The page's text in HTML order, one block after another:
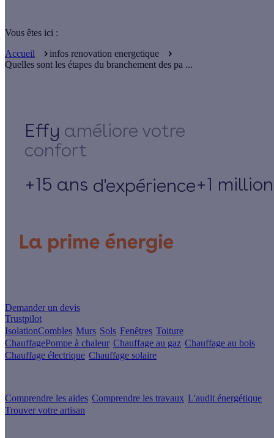
Vous êtes ici :
Accueil
infos renovation energetique
Quelles sont les étapes du branchement des pa ...
Effy
+15 ans d'expérience+1
Demander un devis
Trustpilot
IsolationCombles Murs Sols Fenêtres Toiture
ChauffagePompe à chaleur Chauffage au gaz Chauffage au bois
Chauffage électrique Chauffage solaire
Comprendre les aides Comprendre les travaux L'audit énergétique
Trouver votre artisan